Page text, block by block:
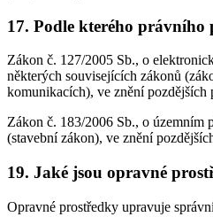
17. Podle kterého právního
Zákon č. 127/2005 Sb., o
některých souvisejících zákonů
komunikacích), ve znění pozdějších
Zákon č. 183/2006 Sb., o územním
(stavební zákon), ve znění
19. Jaké jsou opravné
Opravné prostředky upravuje